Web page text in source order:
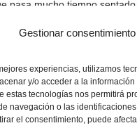
Gestionar consentimiento
experiencias, utilizamos
y/o acceder a la información
estas tecnologías nos permitirá
navegación o las
el consentimiento, puede
pasa mucho tiempo
tienes que saber las
salud, desde fatiga muscular y
al corazón,
metabolismo lento y
Política
de
(+34)
935